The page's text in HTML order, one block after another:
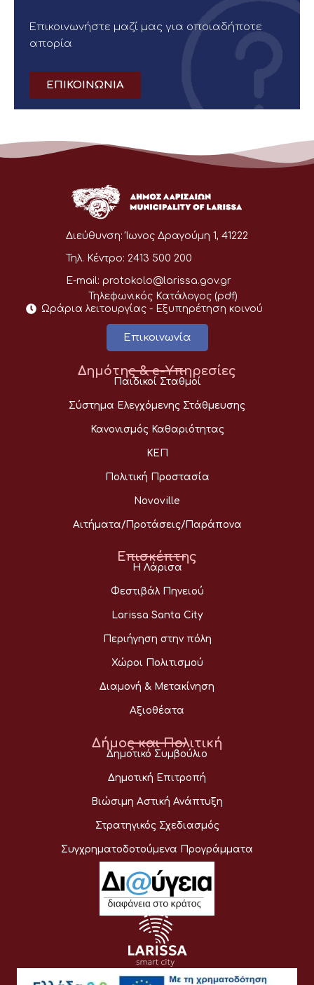
Επικοινωνήστε μαζί μας για οποιαδήποτε
απορία
ΕΠΙΚΟΙΝΩΝΙΑ
Διεύθυνση: Ίωνος Δραγούμη 1, 41222
Τηλ. Κέντρο: 2413 500 200
E-mail: protokolo@larissa.gov.gr
Τηλεφωνικός Κατάλογος (pdf)
Ωράρια λειτουργίας - Eξυπηρέτηση κοινού
Επικοινωνία
Δημότης & e-Υπηρεσίες
Παιδικοί Σταθμοί
Σύστημα Ελεγχόμενης Στάθμευσης
Κανονισμός Καθαριότητας
ΚΕΠ
Πολιτική Προστασία
Novoville
Αιτήματα/Προτάσεις/Παράπονα
Επισκέπτης
Η Λάρισα
Φεστιβάλ Πηνειού
Larissa Santa City
Περιήγηση στην πόλη
Χώροι Πολιτισμού
Διαμονή & Μετακίνηση
Αξιοθέατα
Δήμος και Πολιτική
Δημοτικό Συμβούλιο
Δημοτική Επιτροπή
Βιώσιμη Αστική Ανάπτυξη
Στρατηγικός Σχεδιασμός
Συγχρηματοδοτούμενα Προγράμματα